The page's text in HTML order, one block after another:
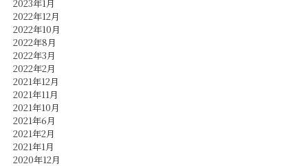
2023年1月
2022年12月
2022年10月
2022年8月
2022年3月
2022年2月
2021年12月
2021年11月
2021年10月
2021年6月
2021年2月
2021年1月
2020年12月